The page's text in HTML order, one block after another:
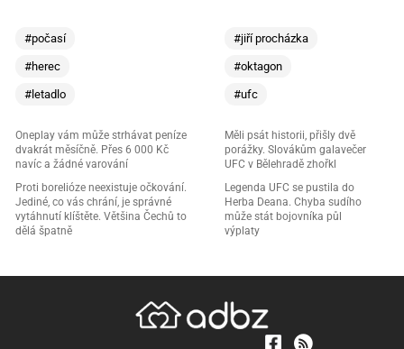
#počasí
#herec
#letadlo
Oneplay vám může strhávat peníze
dvakrát měsíčně. Přes 6 000 Kč
navíc a žádné varování
Proti borelióze neexistuje očkování.
Jediné, co vás chrání, je správné
vytáhnutí klíštěte. Většina Čechů to
dělá špatně
#jiří procházka
#oktagon
#ufc
Měli psát historii, přišly dvě
porážky. Slovákům galavečer
UFC v Bělehradě zhořkl
Legenda UFC se pustila do
Herba Deana. Chyba sudího
může stát bojovníka půl
výplaty